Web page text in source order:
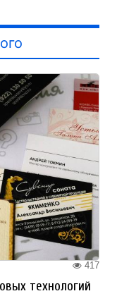
417
технологий